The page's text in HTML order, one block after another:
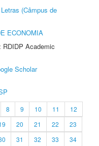
(Câmpus de
ECONOMIA
Academic
Scholar
8 9 10 11
12
20 21 22
23
31 32 33
34